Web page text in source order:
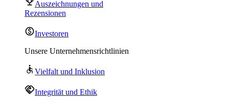
Auszeichnungen und
Rezensionen
Investoren
Unsere Unternehmensrichtlinien
Vielfalt und Inklusion
Integrität und Ethik